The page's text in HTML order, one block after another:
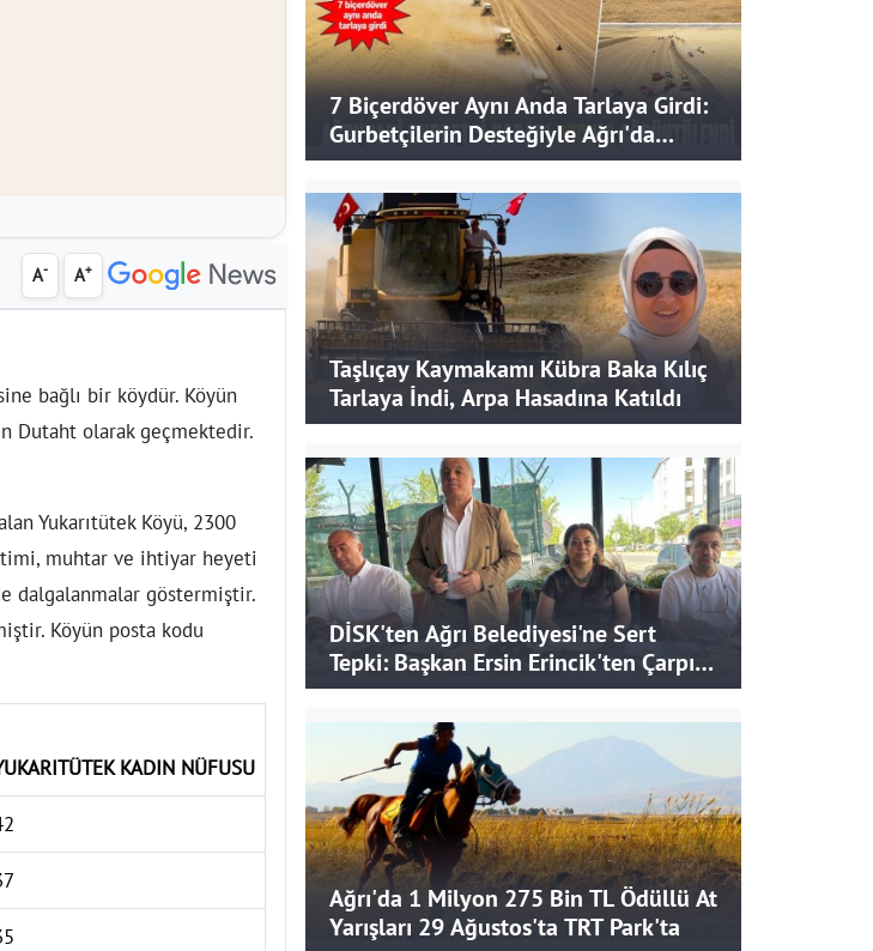
A- A+
bağlı bir köydür. Köyün
Dutaht olarak geçmektedir.
Yukarıtütek Köyü, 2300
muhtar ve ihtiyar heyeti
dalgalanmalar göstermiştir.
Köyün posta kodu
KADIN NÜFUSU
7 Biçerdöver Aynı Anda Tarlaya Girdi:
Gurbetçilerin Desteğiyle Ağrı'da
Bereketli Hasat
Taşlıçay Kaymakamı Kübra Baka Kılıç
Tarlaya İndi, Arpa Hasadına Katıldı
DİSK'ten Ağrı Belediyesi'ne Sert
Tepki: Başkan Ersin Erincik'ten Çarpıcı
İddialar
Ağrı'da 1 Milyon 275 Bin TL Ödüllü At
Yarışları 29 Ağustos'ta TRT Park'ta